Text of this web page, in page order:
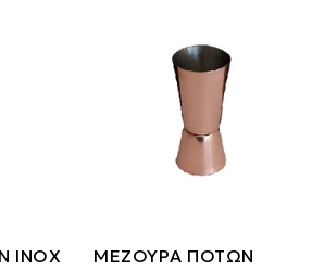
ΙΝΟΧ
ΜΕΖΟΥΡΑ ΠΟΤΩΝ